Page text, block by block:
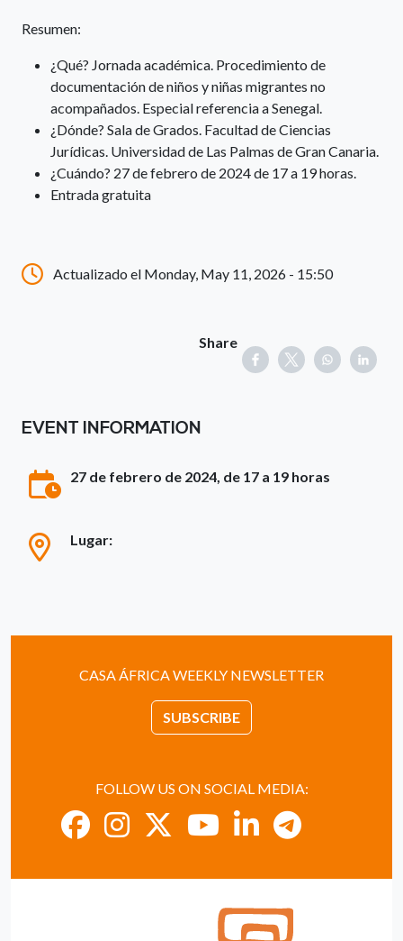
Resumen:
¿Qué? Jornada académica. Procedimiento de
documentación de niños y niñas migrantes no
acompañados. Especial referencia a Senegal.
¿Dónde? Sala de Grados. Facultad de Ciencias
Jurídicas. Universidad de Las Palmas de Gran Canaria.
¿Cuándo? 27 de febrero de 2024 de 17 a 19 horas.
Entrada gratuita
Actualizado el Monday, May 11, 2026 - 15:50
Share
EVENT INFORMATION
27 de febrero de 2024, de 17 a 19 horas
Lugar:
CASA ÁFRICA WEEKLY NEWSLETTER
SUBSCRIBE
FOLLOW US ON SOCIAL MEDIA: